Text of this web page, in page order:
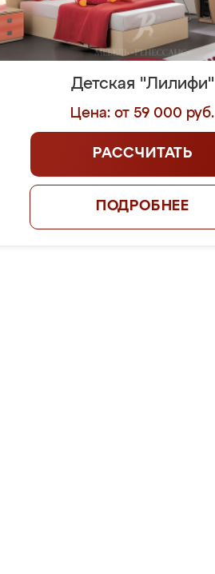
Детская "Лилифи"
Цена: от 59 000 руб.
РАССЧИТАТЬ
ПОДРОБНЕЕ